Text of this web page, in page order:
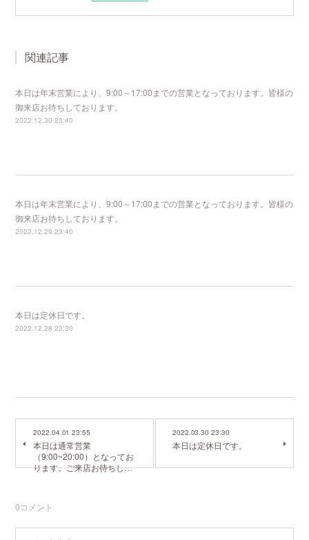
関連記事
本日は年末営業により、9:00～17:00までの営業となっております。皆様の
御来店お待ちしております。
2022.12.30 23:40
本日は年末営業により、9:00～17:00までの営業となっております。皆様の
御来店お待ちしております。
2022.12.29 23:40
本日は定休日です。
2022.12.28 23:30
2022.04.01 23:55
本日は通常営業
（9:00~20:00）となってお
ります。ご来店お待ちし…
2022.03.30 23:30
本日は定休日です。
0コメント